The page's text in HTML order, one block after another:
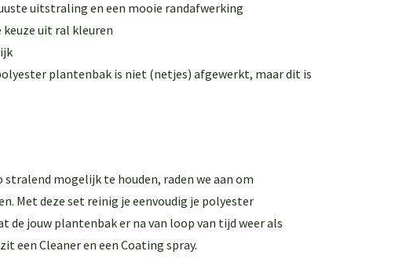
uitstraling en een mooie randafwerking
keuze uit ral kleuren
plantenbak is niet (netjes) afgewerkt, maar dit is
mogelijk te houden, raden we aan om
Met deze set reinig je eenvoudig je polyester
de jouw plantenbak er na van loop van tijd weer als
een Cleaneren een Coating spray.